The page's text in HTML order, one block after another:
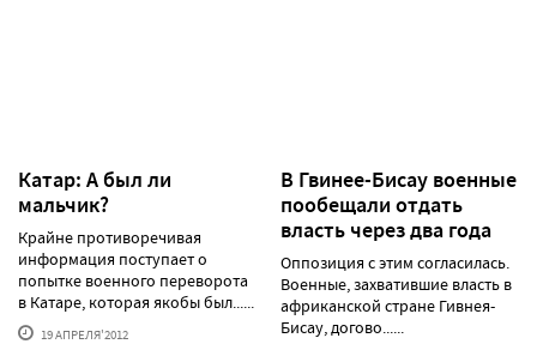
Катар: А был ли
мальчик?
Крайне противоречивая
информация поступает о
попытке военного переворота
в Катаре, которая якобы был......
19 АПРЕЛЯ'2012
В Гвинее-Бисау военные
пообещали отдать
власть через два года
Оппозиция с этим согласилась.
Военные, захватившие власть в
африканской стране Гивнея-
Бисау, догово......